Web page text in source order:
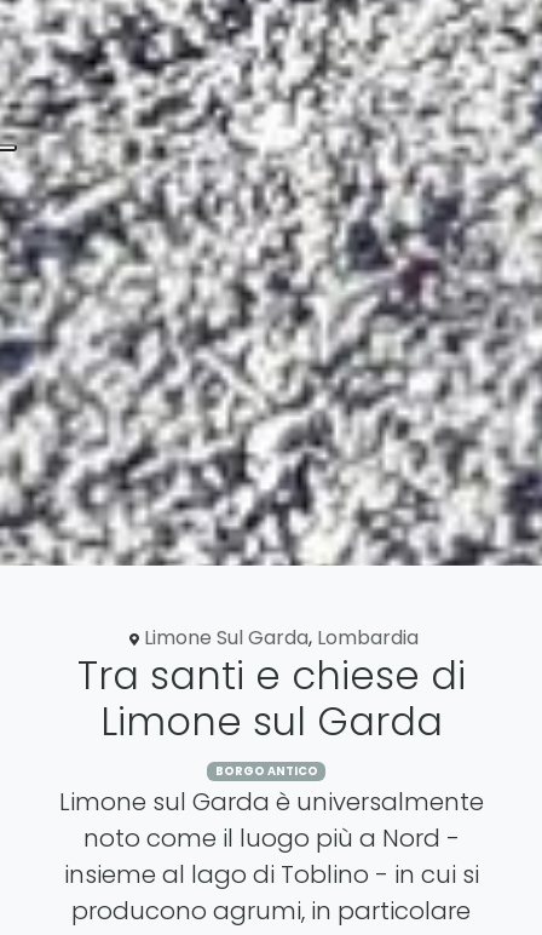
Limone Sul Garda, Lombardia
Tra santi e chiese di
Limone sul Garda
BORGO ANTICO
Limone sul Garda è universalmente
noto come il luogo più a Nord -
insieme al lago di Toblino - in cui si
producono agrumi, in particolare